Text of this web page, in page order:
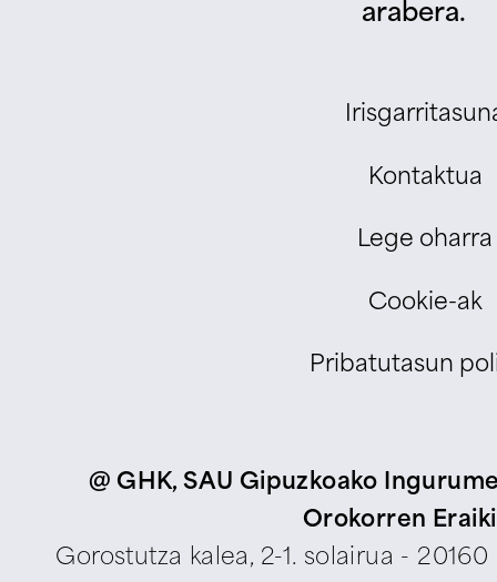
arabera.
Kontaktua
Lege oharra
Cookie-ak
Pribatutasun
@ GHK, SAU Gipuzkoako
Orokorren
Gorostutza kalea, 2-1. solairua -